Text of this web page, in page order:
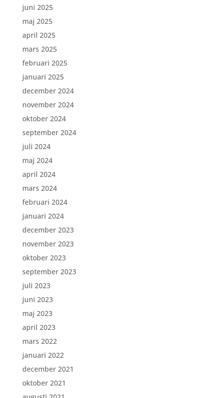
juni 2025
maj 2025
april 2025
mars 2025
februari 2025
januari 2025
december 2024
november 2024
oktober 2024
september 2024
juli 2024
maj 2024
april 2024
mars 2024
februari 2024
januari 2024
december 2023
november 2023
oktober 2023
september 2023
juli 2023
juni 2023
maj 2023
april 2023
mars 2022
januari 2022
december 2021
oktober 2021